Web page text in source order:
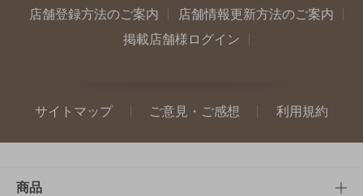
店舗登録方法のご案内
店舗情報更新方法のご案内
掲載店舗様ログイン
サイトマップ ご意見・ご感想 利用規約
商品